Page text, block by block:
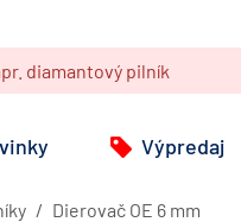
Výpredaj
Dierovač OE 6 mm